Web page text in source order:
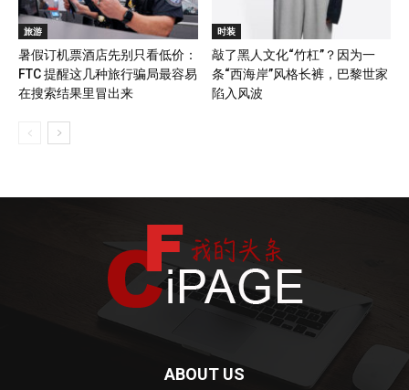
旅游
暑假订机票酒店先别只看低价：
FTC 提醒这几种旅行骗局最容易
在搜索结果里冒出来
时装
敲了黑人文化“竹杠”？因为一
条“西海岸”风格长裤，巴黎世家
陷入风波
ABOUT US